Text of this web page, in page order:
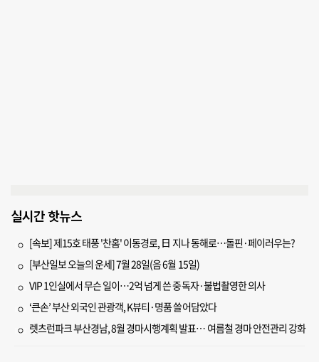
실시간 핫뉴스
[속보] 제15호 태풍 '찬홈' 이동경로, 日 지나 동해로…돌핀·페이러우는?
[부산일보 오늘의 운세] 7월 28일(음 6월 15일)
VIP 1인실에서 무슨 일이…2억 넘게 쓴 중독자·불법촬영한 의사
‘큰손’ 부산 외국인 관광객, K뷰티·명품 쓸어담았다
렛츠런파크 부산경남, 8월 경마시행계획 발표… 여름철 경마 안전관리 강화